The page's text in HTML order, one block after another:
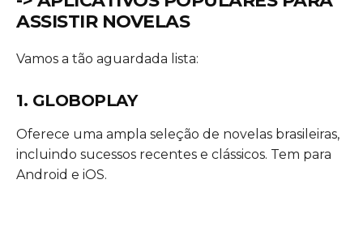
ASSISTIR NOVELAS
Vamos a tão aguardada lista:
1. GLOBOPLAY
Oferece uma ampla seleção de novelas brasileiras,
incluindo sucessos recentes e clássicos. Tem para
Android e iOS.